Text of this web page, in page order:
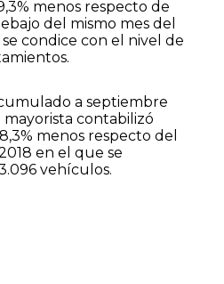
menos respecto de
del mismo mes del
condice con el nivel de
a septiembre
contabilizó
menos respecto del
en el que se
vehículos.